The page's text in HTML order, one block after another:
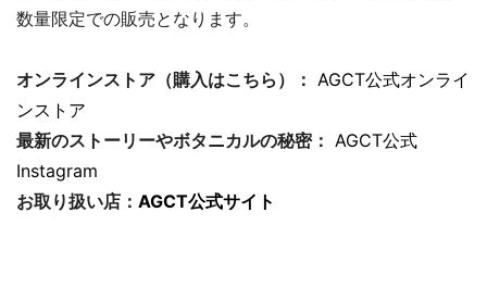
数量限定での販売となります。
オンラインストア（購入はこちら）： AGCT公式オンライ
ンストア
最新のストーリーやボタニカルの秘密： AGCT公式
Instagram
お取り扱い店： AGCT公式サイト